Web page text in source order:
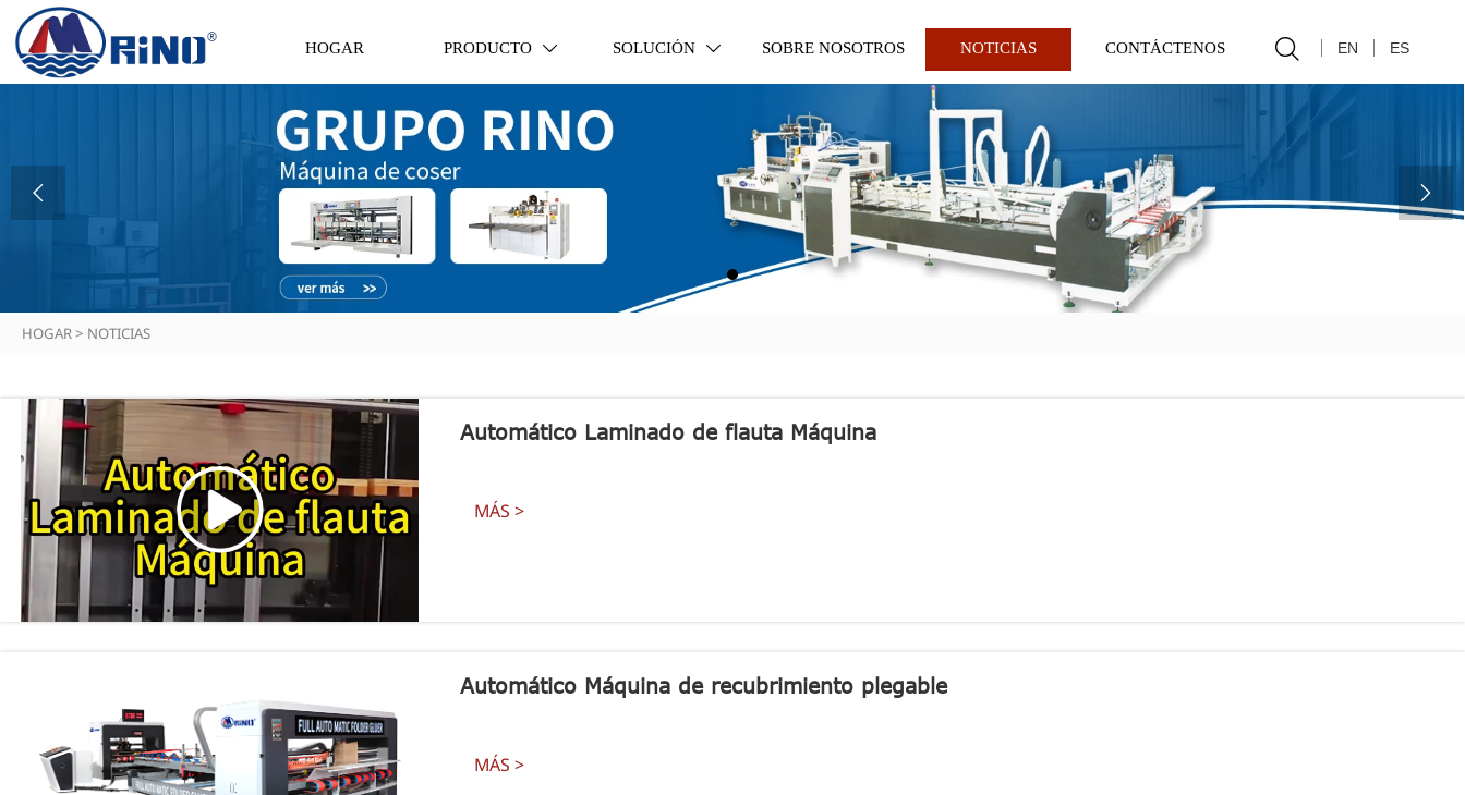
HOGAR PRODUCTO  SOLUCIÓN  SOBRE NOSOTROS NOTICIAS CONTÁCTENOS  EN ES
 
HOGAR> NOTICIAS
Automático Laminado de flauta Máquina
MÁS >
Automático Máquina de recubrimiento plegable
MÁS >